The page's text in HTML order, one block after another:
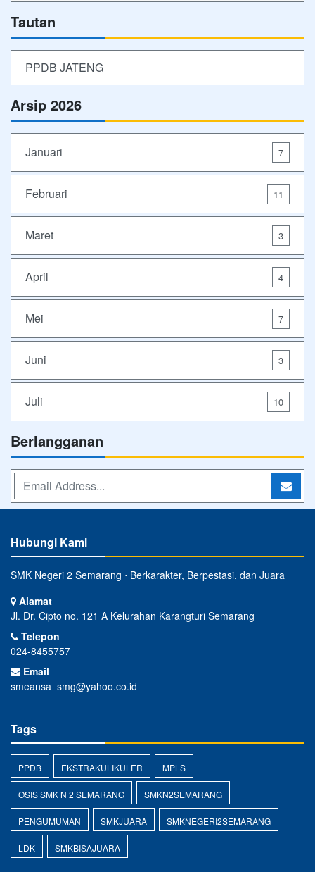
Tautan
PPDB JATENG
Arsip 2026
Januari 7
Februari 11
Maret 3
April 4
Mei 7
Juni 3
Juli 10
Berlangganan
Hubungi Kami
SMK Negeri 2 Semarang ⋅ Berkarakter, Berpestasi, dan Juara
Alamat
Jl. Dr. Cipto no. 121 A Kelurahan Karangturi Semarang
Telepon
024-8455757
Email
smeansa_smg@yahoo.co.id
Tags
PPDB EKSTRAKULIKULER MPLS
OSIS SMK N 2 SEMARANG SMKN2SEMARANG
PENGUMUMAN SMKJUARA SMKNEGERI2SEMARANG
LDK SMKBISAJUARA